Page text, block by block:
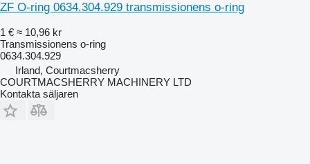
ZF O-ring 0634.304.929 transmissionens o-ring
1 € ≈ 10,96 kr
Transmissionens o-ring
0634.304.929
Irland, Courtmacsherry
COURTMACSHERRY MACHINERY LTD
Kontakta säljaren